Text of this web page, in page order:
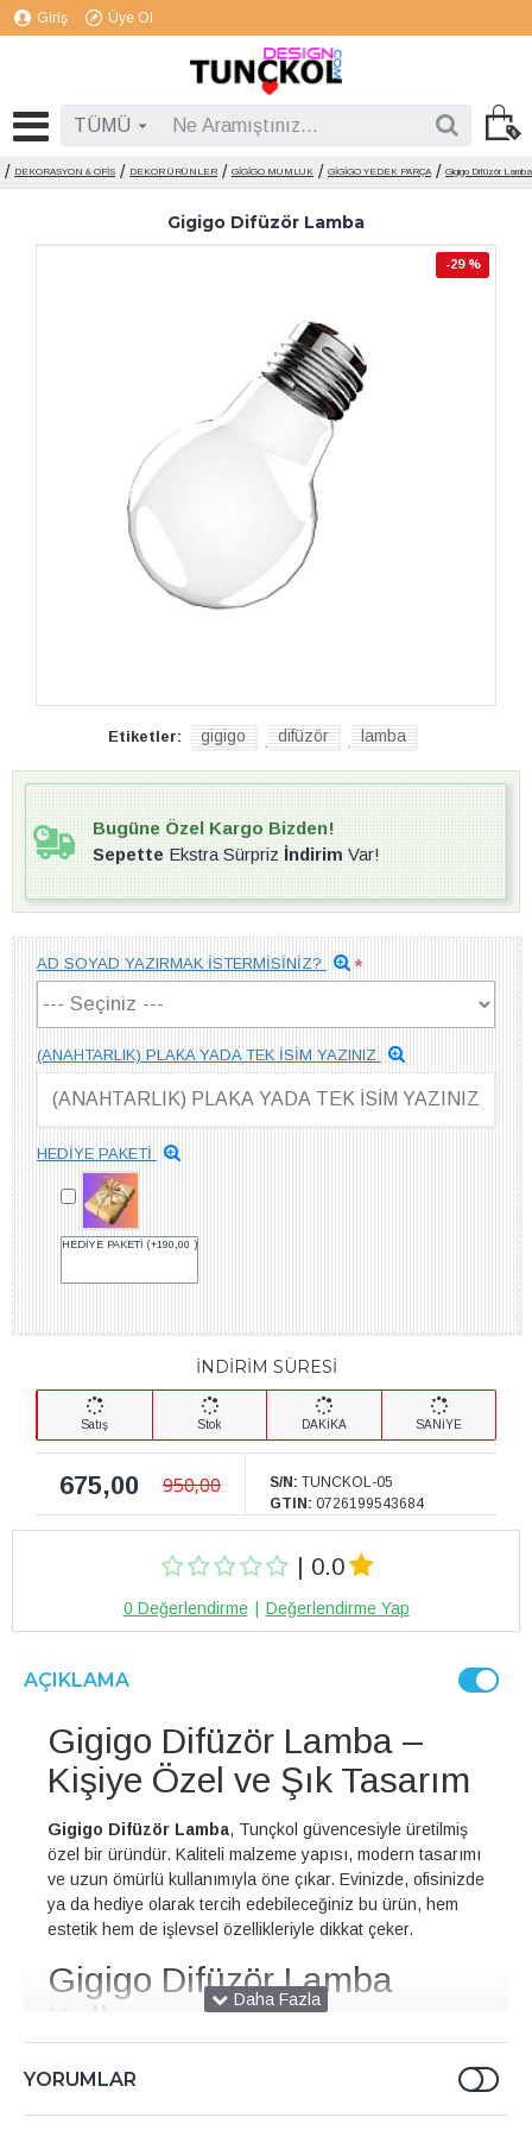
Giriş Üye Ol
TÜMÜ
DEKORASYON & OFİS DEKOR ÜRÜNLER GİGİGO MUMLUK GİGİGO YEDEK PARÇA Gigigo Difüzör Lamba
Gigigo Difüzör Lamba
-29 %
Etiketler: gigigo difüzör lamba
| 0.0
0 Değerlendirme Değerlendirme Yap
İNDİRİM SÜRESİ
Satış Stok DAKİKA SANİYE
675,00 950,00 S/N: TUNCKOL-05
GTIN: 0726199543684
AD SOYAD YAZIRMAK İSTERMİSİNİZ?
(ANAHTARLIK) PLAKA YADA TEK İSİM YAZINIZ
HEDİYE PAKETİ
HEDİYE PAKETİ (+190,00 )
Bugüne Özel Kargo Bizden!
SepetteEkstra SürprizİndirimVar!
AÇIKLAMA
Gigigo Difüzör Lamba –
Kişiye Özel ve Şık Tasarım
Gigigo Difüzör Lamba, Tunçkol güvencesiyle üretilmiş
özel bir üründür. Kaliteli malzeme yapısı, modern tasarımı
ve uzun ömürlü kullanımıyla öne çıkar. Evinizde, ofisinizde
ya da hediye olarak tercih edebileceğiniz bu ürün, hem
estetik hem de işlevsel özellikleriyle dikkat çeker.
Gigigo Difüzör Lamba
Kullanım Alanları
Gigigo Difüzör Lamba, dekoratif ve fonksiyonel yapısıyla
farklı alanlarda kullanılabilir. İç mekan dekorasyonunda,
özel günlerde ya da kişisel kullanım için idealdir. Özellikle
YORUMLAR